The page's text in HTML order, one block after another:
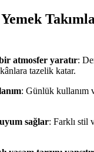
atmosfer yaratır:
tazelik katar.
: Günlük kullanım
sağlar: Farklı stil